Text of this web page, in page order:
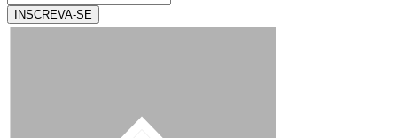
INSCREVA-SE